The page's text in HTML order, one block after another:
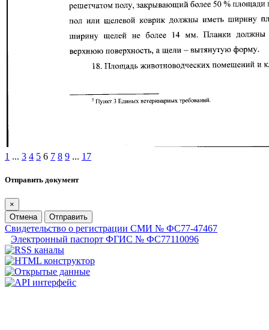
1 ... 3 4 5 6 7 8 9 ... 17
Отправить документ
×
Отмена
Отправить
Свидетельство о регистрации СМИ № ФС77-47467
Электронный паспорт ФГИС № ФС77110096